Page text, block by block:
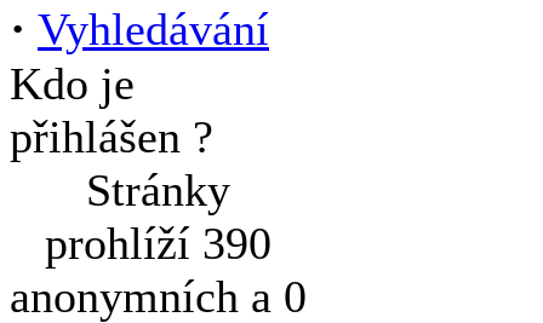
· Vyhledávání
Kdo je
přihlášen ?
Stránky
prohlíží 390
anonymních a 0